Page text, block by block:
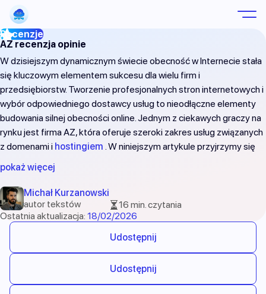
AZ recenzja opinie
W dzisiejszym dynamicznym świecie obecność w Internecie stała
się kluczowym elementem sukcesu dla wielu firm i
przedsiębiorstw. Tworzenie profesjonalnych stron internetowych i
wybór odpowiedniego dostawcy usług to nieodłączne elementy
budowania silnej obecności online. Jednym z ciekawych graczy na
rynku jest firma AZ, która oferuje szeroki zakres usług związanych
z domenami i hostingiem . W niniejszym artykule przyjrzymy się
bliżej tej firmie, jej ofercie oraz
się na różnych aspektach jej działalności.
pokaż więcej
Michał Kurzanowski
autor tekstów
16 min. czytania
Ostatnia aktualizacja: 18/02/2026
Udostępnij
Udostępnij